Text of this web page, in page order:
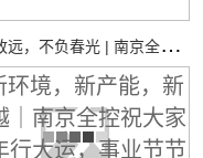
追
思致远，不负春光 | 南京全控祝您：清明安康